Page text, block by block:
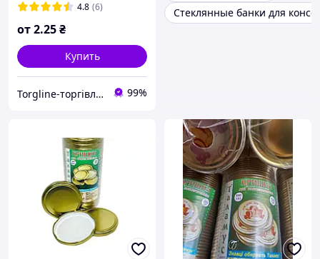
4.8 (6)
от2.25₴
Купить
Torgline-торгівля товарами першої необхідності гутром та у роздріб 99%
Стеклянные банки для